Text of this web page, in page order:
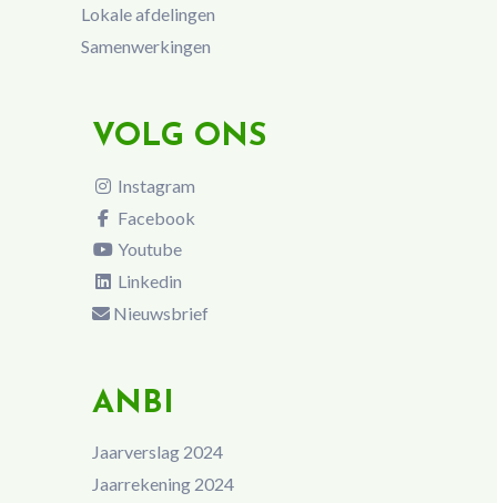
Lokale afdelingen
Samenwerkingen
VOLG ONS
Instagram
Facebook
Youtube
Linkedin
Nieuwsbrief
ANBI
Jaarverslag 2024
Jaarrekening 2024